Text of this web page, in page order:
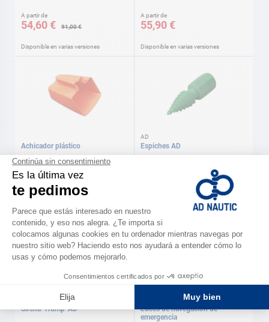
A partir de
54,60 € 91,00 €
Disponible en varias versiones
A partir de
55,90 €
Disponible en varias versiones
Achicador plástico
A partir de
3,70 €
Disponible en varias versiones
AD
Espiches AD
Disponible en varias versiones
Sirena 'Trump' AD
Luces de navegación de
emergencia